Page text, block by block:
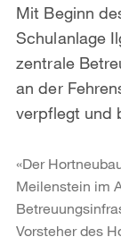
Mit Beginn
Schulanlage
zentrale
an der
verpflegt und
«Der
Meilenstein im
Vorsteher des